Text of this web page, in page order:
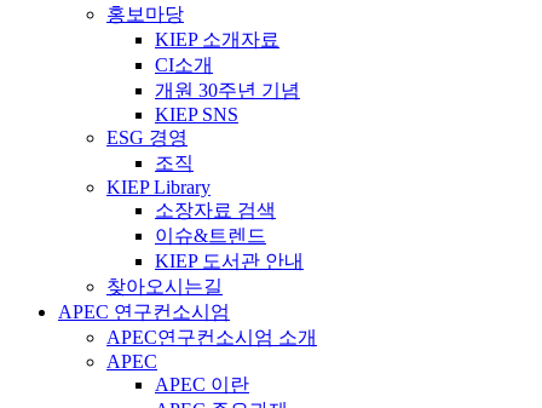
홍보마당
KIEP 소개자료
CI소개
개원 30주년 기념
KIEP SNS
ESG 경영
조직
KIEP Library
소장자료 검색
이슈&트렌드
KIEP 도서관 안내
찾아오시는길
APEC 연구컨소시엄
APEC연구컨소시엄 소개
APEC
APEC 이란